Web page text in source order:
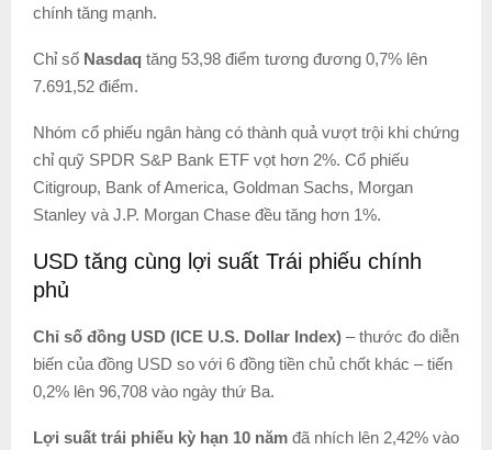
chính tăng mạnh.
Chỉ số Nasdaq tăng 53,98 điểm tương đương 0,7% lên
7.691,52 điểm.
Nhóm cổ phiếu ngân hàng có thành quả vượt trội khi chứng
chỉ quỹ SPDR S&P Bank ETF vọt hơn 2%. Cổ phiếu
Citigroup, Bank of America, Goldman Sachs, Morgan
Stanley và J.P. Morgan Chase đều tăng hơn 1%.
USD tăng cùng lợi suất Trái phiếu chính
phủ
Chỉ số đồng USD (ICE U.S. Dollar Index) – thước đo diễn
biến của đồng USD so với 6 đồng tiền chủ chốt khác – tiến
0,2% lên 96,708 vào ngày thứ Ba.
Lợi suất trái phiếu kỳ hạn 10 năm đã nhích lên 2,42% vào